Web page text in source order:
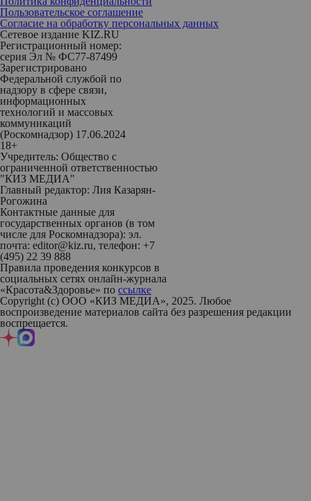
Пользовательское соглашение
Согласие на обработку персональных данных
Сетевое издание KIZ.RU
Регистрационный номер:
серия Эл № ФС77-87499
Зарегистрировано
Федеральной службой по
надзору в сфере связи,
информационных
технологий и массовых
коммуникаций
(Роскомнадзор) 17.06.2024
18+
Учредитель: Общество с
ограниченной ответственностью
"КИЗ МЕДИА"
Главный редактор: Лия Казарян-
Рогожина
Контактные данные для
государственных органов (в том
числе для Роскомнадзора): эл.
почта: editor@kiz.ru, телефон: +7
(495) 22 39 888
Правила проведения конкурсов в
социальных сетях онлайн-журнала
«Красота&Здоровье» по ссылке
Copyright (с) ООО «КИЗ МЕДИА», 2025. Любое
воспроизведение материалов сайта без разрешения редакции
воспрещается.